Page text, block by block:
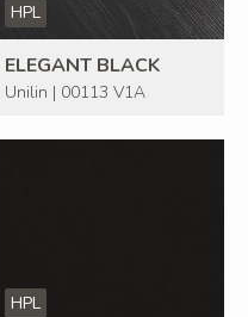
HPL
ELEGANT BLACK
Unilin | 00113 V1A
HPL